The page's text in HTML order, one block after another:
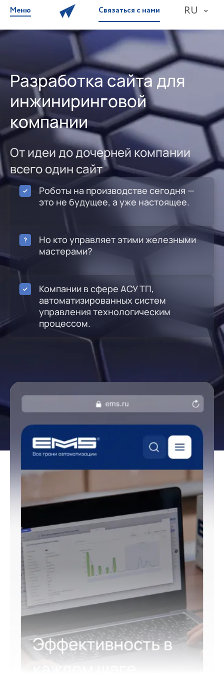
Меню Связаться с нами RU
Разработка сайта для
инжиниринговой
компании
От идеи до дочерней компании
всего один сайт
Роботы на производстве сегодня —
это не будущее, а уже настоящее.
Но кто управляет этими железными
мастерами?
Компании в сфере АСУ ТП,
автоматизированных систем
управления технологическим
процессом.